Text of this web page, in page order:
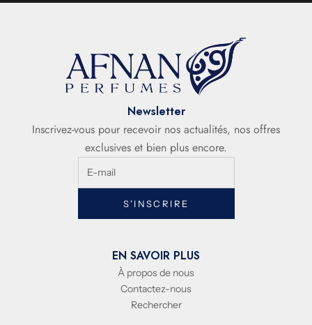
Newsletter
Inscrivez-vous pour recevoir nos actualités, nos offres
exclusives et bien plus encore.
S'INSCRIRE
EN SAVOIR PLUS
À propos de nous
Contactez-nous
Rechercher